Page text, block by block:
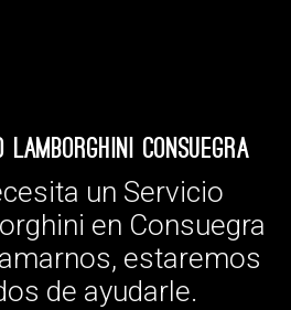
Lamborghini Consuegra
un Servicio
en Consuegra
estaremos
de ayudarle.